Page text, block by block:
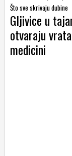
Što sve skrivaju dubine
Gljivice u
otvaraju
medicini